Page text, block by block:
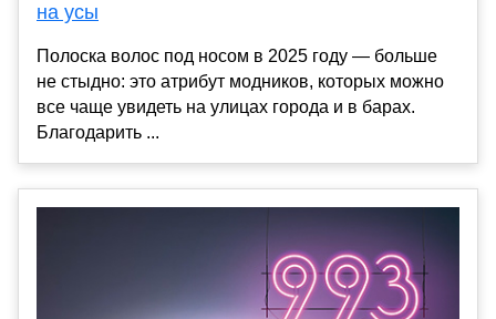
на усы
Полоска волос под носом в 2025 году — больше
не стыдно: это атрибут модников, которых можно
все чаще увидеть на улицах города и в барах.
Благодарить ...